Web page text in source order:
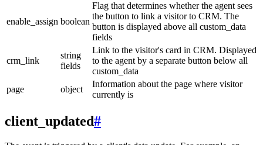
enable_assign boolean
Flag that determines whether the agent sees
the button to link a visitor to CRM. The
button is displayed above all custom_data
fields
crm_link
string
fields
Link to the visitor's card in CRM. Displayed
to the agent by a separate button below all
custom_data
page
object
Information about the page where visitor
currently is
client_updated#